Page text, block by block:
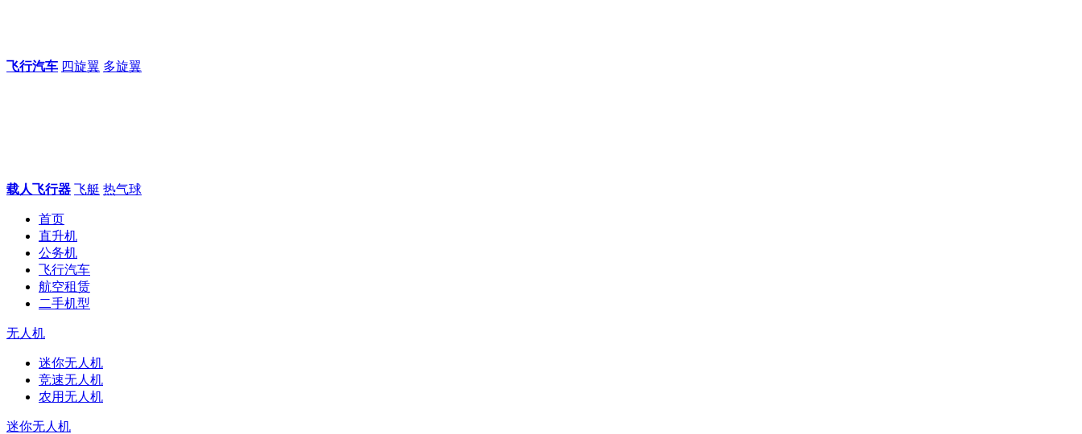
飞行汽车 四旋翼 多旋翼
载人飞行器 飞艇 热气球
首页
直升机
公务机
飞行汽车
航空租赁
二手机型
无人机
迷你无人机
竞速无人机
农用无人机
迷你无人机